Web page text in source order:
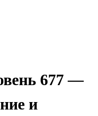
677 —
и